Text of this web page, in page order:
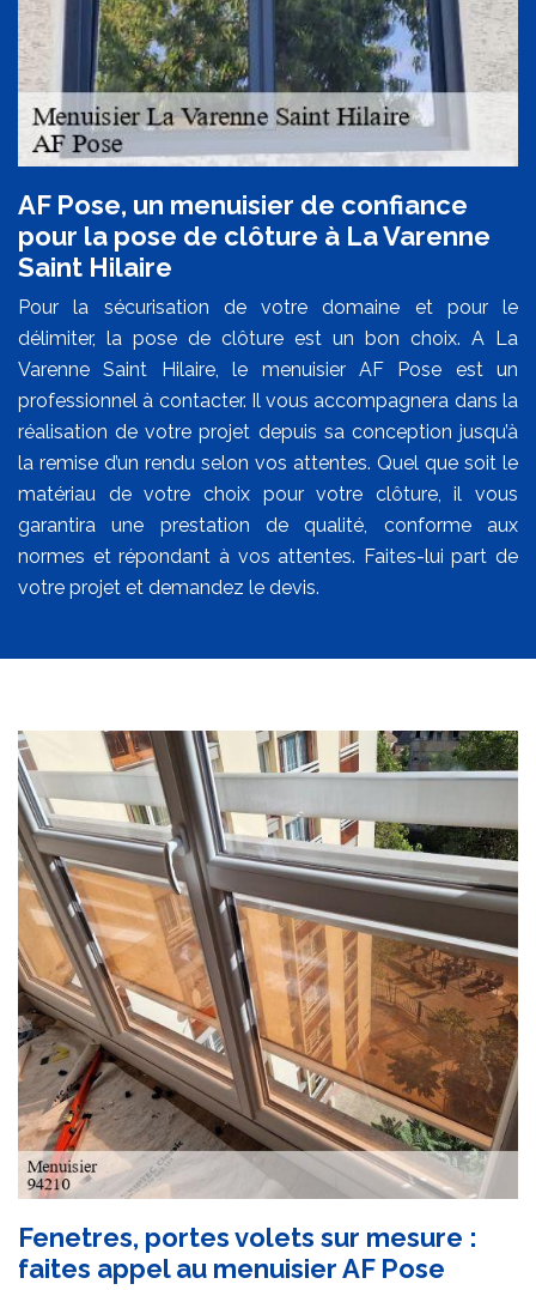
AF Pose, un menuisier de confiance
pour la pose de clôture à La Varenne
Saint Hilaire
Pour la sécurisation de votre domaine et pour le
délimiter, la pose de clôture est un bon choix. A La
Varenne Saint Hilaire, le menuisier AF Pose est un
professionnel à contacter. Il vous accompagnera dans la
réalisation de votre projet depuis sa conception jusqu’à
la remise d’un rendu selon vos attentes. Quel que soit le
matériau de votre choix pour votre clôture, il vous
garantira une prestation de qualité, conforme aux
normes et répondant à vos attentes. Faites-lui part de
votre projet et demandez le devis.
Fenetres, portes volets sur mesure :
faites appel au menuisier AF Pose